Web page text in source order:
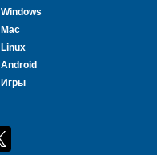
Windows
Mac
Linux
Android
Игры